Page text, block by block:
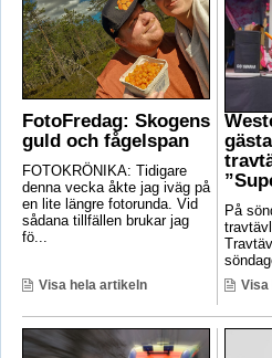
FotoFredag: Skogens
guld och fågelspan
FOTOKRÖNIKA: Tidigare
denna vecka åkte jag iväg på
en lite längre fotorunda. Vid
sådana tillfällen brukar jag
fö...
Visa hela artikeln
På
Visa